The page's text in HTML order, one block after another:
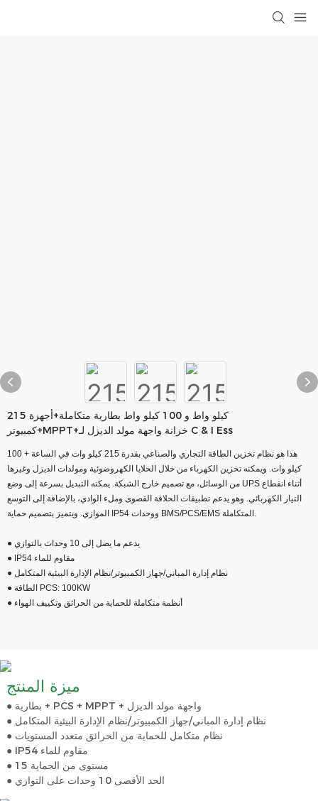
215 كيلو واط و 100 كيلو واط بطارية متكاملة+أجهزة
كمبيوتر+MPPT+خزانة واجهة مولد الديزل لـ C & I Ess
هذا هو نظام تخزين الطاقة التجاري والصناعي بقدرة 215 كيلو وات في الساعة + 100
كيلو وات. ويمكنه تخزين الكهرباء من خلال الخلايا الكهروضوئية ومولدات الديزل وغيرها
من الوسائل، مع تصميم خارج الشبكة. يمكنه التبديل بسرعة إلى وضع UPS أثناء انقطاع
التيار الكهربائي. وهو يدعم تطبيقات الحلاقة القصوى وملء الوادي، بالإضافة إلى التوسع
الموازي. ويتميز بتصميم حماية IP54 ووحدات BMS/PCS/EMS المتكاملة.
● يدعم ما يصل إلى 10 وحدات بالتوازي
● IP54 مقاوم للماء
● نظام إدارة المباني/جهاز الكمبيوتر/نظام الإدارة البيئية المتكامل
● الطاقة PCS: 100KW
● أنظمة متكاملة للحماية من الحرائق وتكييف الهواء
● بطارية + PCS + MPPT + واجهة مولد الديزل
● نظام إدارة المباني/جهاز الكمبيوتر/نظام الإدارة البيئية المتكامل
● نظام متكامل للحماية من الحرائق متعدد المستويات
● IP54 مقاوم للماء
● 15 مستوى من الحماية
● الحد الأقصى 10 وحدات على التوازي